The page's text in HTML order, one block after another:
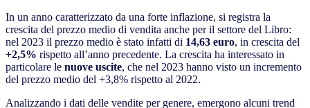
In un anno caratterizzato da una forte inflazione, si registra la
crescita del prezzo medio di vendita anche per il settore del Libro:
nel 2023 il prezzo medio è stato infatti di 14,63 euro, in crescita del
+2,5% rispetto all’anno precedente. La crescita ha interessato in
particolare le nuove uscite, che nel 2023 hanno visto un incremento
del prezzo medio del +3,8% rispetto al 2022.
Analizzando i dati delle vendite per genere, emergono alcuni trend